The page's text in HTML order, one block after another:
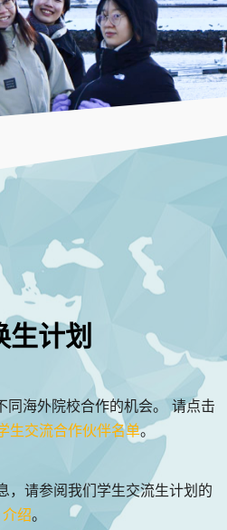
生计划
同海外院校合作的机会。 请点击
生交流合作伙伴名单。
，请参阅我们学生交流生计划的
介绍。